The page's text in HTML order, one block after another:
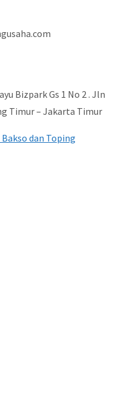
Bizpark Gs 1 No 2 . Jln
Timur – Jakarta Timur
dan Toping